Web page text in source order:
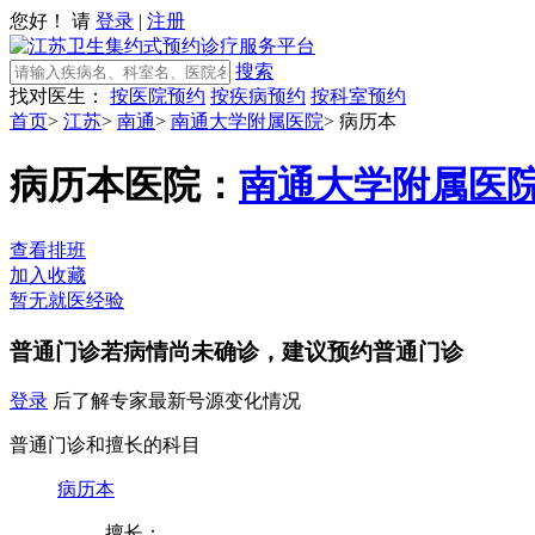
您好！ 请 登录 | 注册
搜索
找对医生：
按医院预约 按疾病预约 按科室预约
首页> 江苏> 南通> 南通大学附属医院> 病历本
病历本医院： 南通大学附属医
查看排班
加入收藏
暂无就医经验
普通门诊若病情尚未确诊，建议预约普通门诊
登录 后了解专家最新号源变化情况
普通门诊和擅长的科目
病历本